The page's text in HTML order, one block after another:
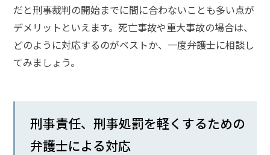
だと刑事裁判の開始までに間に合わないことも多い点が
デメリットといえます。死亡事故や重大事故の場合は、
どのように対応するのがベストか、一度弁護士に相談し
てみましょう。
刑事責任、刑事処罰を軽くするための
弁護士による対応